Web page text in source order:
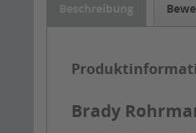
Beschreibung
Brady